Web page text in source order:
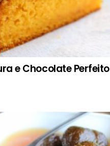
e Chocolate Perfeito